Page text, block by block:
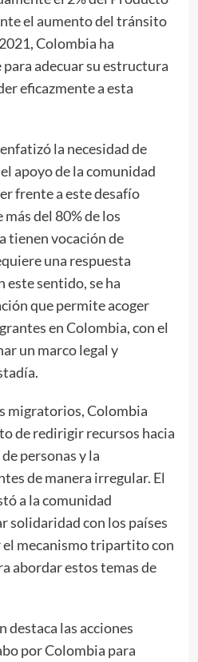
el aumento del tránsito
Colombia ha
adecuar su estructura
eficazmente a esta
la necesidad de
apoyo de la comunidad
frente a este desafío
del 80% de los
tienen vocación de
una respuesta
este sentido, se ha
que permite acoger
en Colombia, con el
un marco legal y
migratorios, Colombia
de redirigir recursos hacia
personas y la
de manera irregular. El
a la comunidad
solidaridad con los países
el mecanismo tripartito con
abordar estos temas de
destaca las acciones
por Colombia para